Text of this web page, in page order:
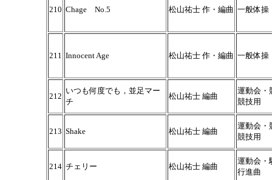
210 Chage No.5 松山祐士 作・編曲 一般体操
211 Innocent Age 松山祐士 作・編曲 一般体操
212
いつも何度でも，並足マー
チ
松山祐士 編曲
運動会・
競技用
213 Shake 松山祐士 編曲
運動会・
競技用
214 チェリー 松山祐士 編曲
運動会・
行進曲